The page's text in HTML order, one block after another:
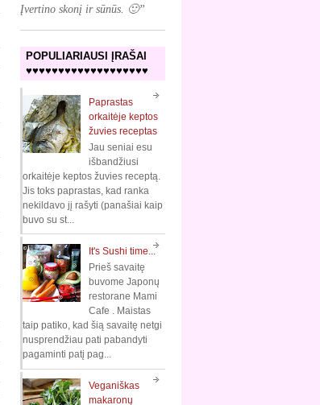
Įvertino skonį ir sūnūs. 🙂”
POPULIARIAUSI ĮRAŠAI
♥♥♥♥♥♥♥♥♥♥♥♥♥♥♥♥♥♥♥
Paprastas
orkaitėje keptos
žuvies receptas
Jau seniai esu
išbandžiusi
orkaitėje keptos žuvies receptą.
Jis toks paprastas, kad ranka
nekildavo jį rašyti (panašiai kaip
buvo su st...
It's Sushi time...
Prieš savaitę
buvome Japonų
restorane Mami
Cafe . Maistas
taip patiko, kad šią savaitę netgi
nusprendžiau pati pabandyti
pagaminti patį pag...
Veganiškas
makaronų